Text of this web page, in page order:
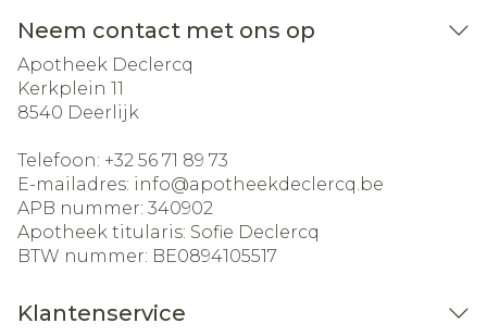
Neem contact met ons op
Apotheek Declercq
Kerkplein 11
8540 Deerlijk
Telefoon: +32 56 71 89 73
E-mailadres: info@apotheekdeclercq.be
APB nummer: 340902
Apotheek titularis: Sofie Declercq
BTW nummer: BE0894105517
Klantenservice